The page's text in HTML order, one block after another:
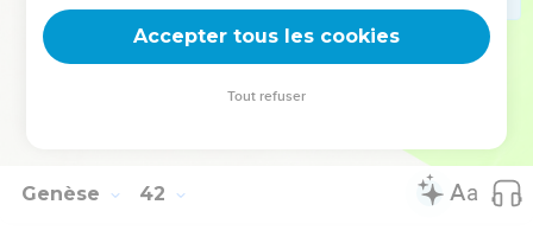
וְכָל־הָאָ֙רֶץ֙ בָּ֣אוּ מִצְרַ֔יְמָה לִשְׁבֹּ֖ר אֶל־יוֹסֵ֑ף כִּֽי־חָזַ֥ק הָרָעָ֖ב
בְּכָל־הָאָֽרֶץ׃
Hébreu : © Westminster Leningrad Codex - tanach.us --- Grec : © 2010 by the
Genèse 42
Accepter tous les cookies
Tout refuser